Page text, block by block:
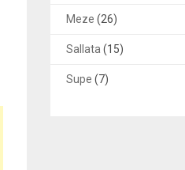
Meze (26)
Sallata (15)
Supe (7)